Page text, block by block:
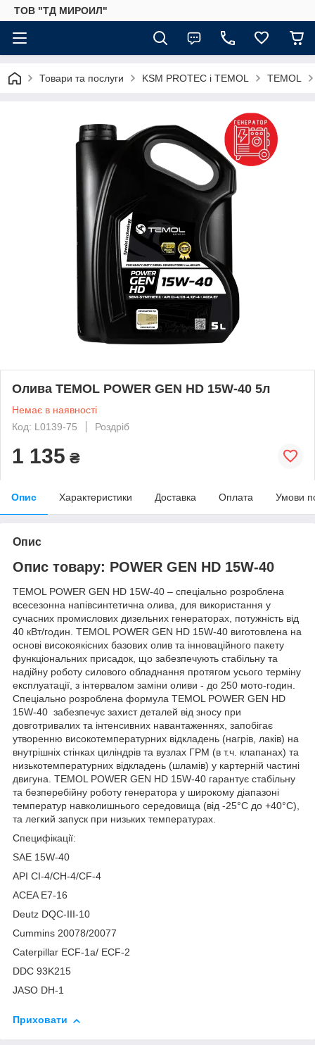
ТОВ "ТД МИРОИЛ"
Товари та послуги KSM PROTEC і TEMOL TEMOL
Олива TEMOL POWER GEN HD 15W-40 5л
Немає в наявності
Код: L0139-75
Роздріб
1 135 ₴
Опис Характеристики Доставка Оплата Умови
Опис
Опис товару: POWER GEN HD 15W-40
TEMOL POWER GEN HD 15W-40 – спеціально розроблена
всесезонна напівсинтетична олива, для використання у
сучасних промислових дизельних генераторах, потужність від
40 кВт/годин. TEMOL POWER GEN HD 15W-40 виготовлена на
основі високоякісних базових олив та інноваційного пакету
функціональних присадок, що забезпечують стабільну та
надійну роботу силового обладнання протягом усього терміну
експлуатації, з інтервалом заміни оливи - до 250 мото-годин.
Спеціально розроблена формула TEMOL POWER GEN HD
15W-40 забезпечує захист деталей від зносу при
довготривалих та інтенсивних навантаженнях, запобігає
утворенню високотемпературних відкладень (нагрів, лаків) на
внутрішніх стінках циліндрів та вузлах ГРМ (в т.ч. клапанах) та
низькотемпературних відкладень (шламів) у картерній частині
двигуна. TEMOL POWER GEN HD 15W-40 гарантує стабільну
та безперебійну роботу генератора у широкому діапазоні
температур навколишнього середовища (від -25°С до +40°С),
та легкий запуск при низьких температурах.
Специфікації:
SAE 15W-40
API CI-4/СH-4/CF-4
ACEA E7-16
Deutz DQC-III-10
Cummins 20078/20077
Caterpillar ECF-1a/ ECF-2
DDC 93K215
JASO DH-1
Приховати